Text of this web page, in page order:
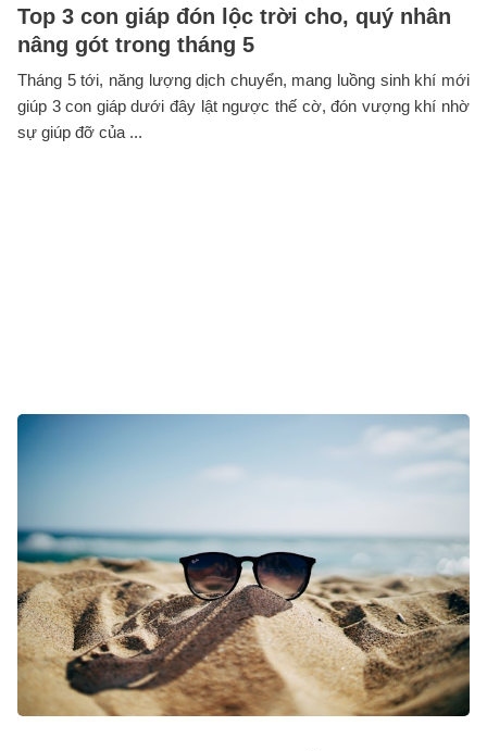
Top 3 con giáp đón lộc trời cho, quý nhân
nâng gót trong tháng 5
Tháng 5 tới, năng lượng dịch chuyển, mang luồng sinh khí mới
giúp 3 con giáp dưới đây lật ngược thế cờ, đón vượng khí nhờ
sự giúp đỡ của ...